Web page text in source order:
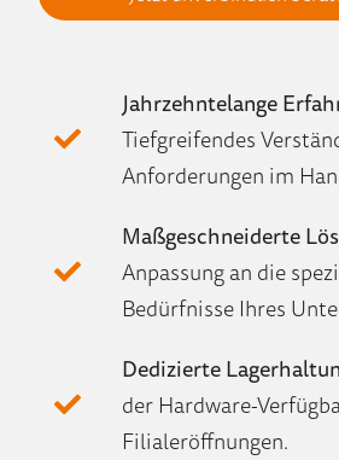
Jahrzehntelange
Tiefgreifendes
Anforderungen im
Maßgeschneiderte
Anpassung an die
Bedürfnisse Ihres
Dedizierte
der Hardware-
Filialeröffnungen.